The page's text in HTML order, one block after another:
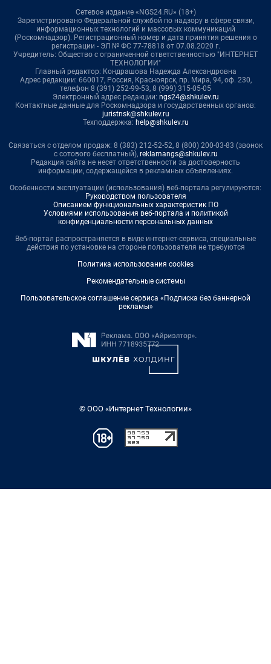
Сетевое издание «NGS24.RU» (18+)
Зарегистрировано Федеральной службой по надзору в сфере связи,
информационных технологий и массовых коммуникаций
(Роскомнадзор). Регистрационный номер и дата принятия решения о
регистрации - ЭЛ № ФС 77-78818 от 07.08.2020 г.
Учредитель: Общество с ограниченной ответственностью "ИНТЕРНЕТ
ТЕХНОЛОГИИ"
Главный редактор: Кондрашова Надежда Александровна
Адрес редакции: 660017, Россия, Красноярск, пр. Мира, 94, оф. 230,
телефон 8 (391) 252-99-53, 8 (999) 315-05-05
Электронный адрес редакции: ngs24@shkulev.ru
Контактные данные для Роскомнадзора и государственных органов:
juristnsk@shkulev.ru
Техподдержка: help@shkulev.ru
Связаться с отделом продаж: 8 (383) 212-52-52, 8 (800) 200-03-83 (звонок
с сотового бесплатный), reklamangs@shkulev.ru
Редакция сайта не несет ответственности за достоверность
информации, содержащейся в рекламных объявлениях.
Особенности эксплуатации (использования) веб-портала регулируются:
Руководством пользователя
Описанием функциональных характеристик ПО
Условиями использования веб-портала и политикой
конфиденциальности персональных данных
Веб-портал распространяется в виде интернет-сервиса, специальные
действия по установке на стороне пользователя не требуются
Политика использования cookies
Рекомендательные системы
Пользовательское соглашение сервиса «Подписка без баннерной
рекламы»
© ООО «Интернет Технологии»